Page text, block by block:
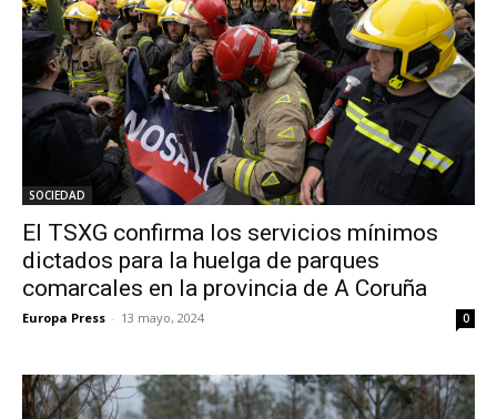
SOCIEDAD
El TSXG confirma los servicios mínimos
dictados para la huelga de parques
comarcales en la provincia de A Coruña
Europa Press - 13 mayo, 2024 0